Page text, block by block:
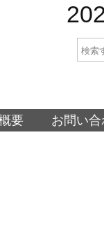
要 お問い